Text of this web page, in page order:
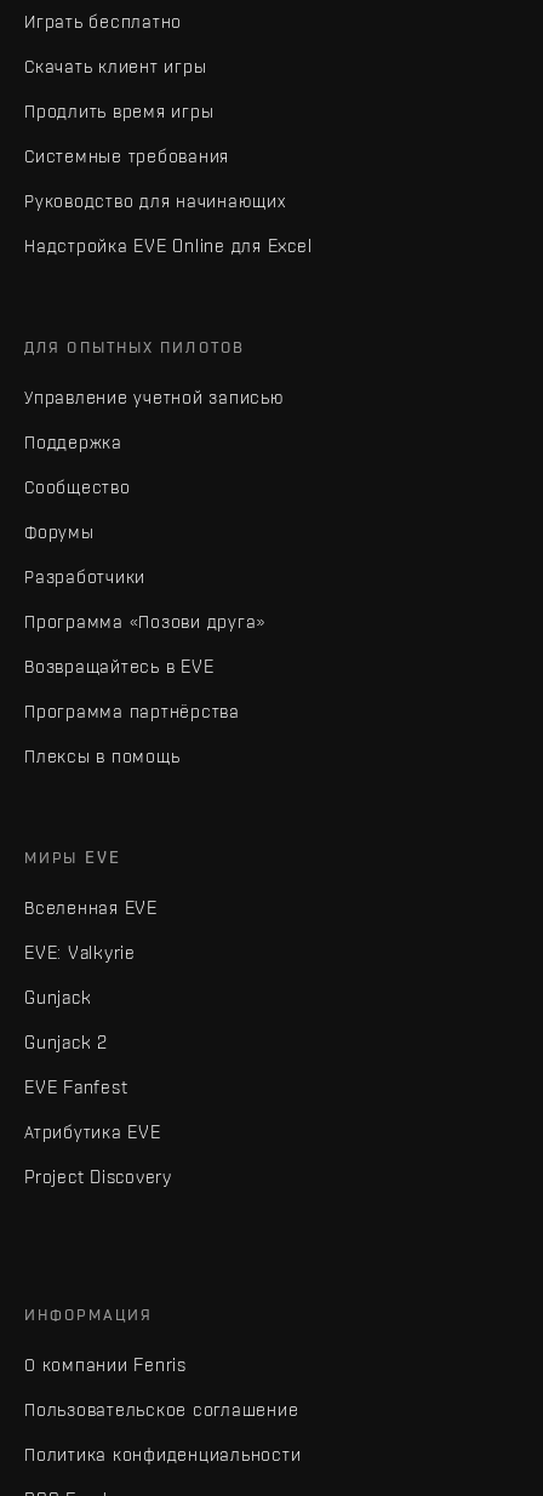
Играть бесплатно
Скачать клиент игры
Продлить время игры
Системные требования
Руководство для начинающих
Надстройка EVE Online для Excel
ДЛЯ ОПЫТНЫХ ПИЛОТОВ
Управление учетной записью
Поддержка
Сообщество
Форумы
Разработчики
Программа «Позови друга»
Возвращайтесь в EVE
Программа партнёрства
Плексы в помощь
МИРЫ EVE
Вселенная EVE
EVE: Valkyrie
Gunjack
Gunjack 2
EVE Fanfest
Атрибутика EVE
Project Discovery
ИНФОРМАЦИЯ
О компании Fenris
Пользовательское соглашение
Политика конфиденциальности